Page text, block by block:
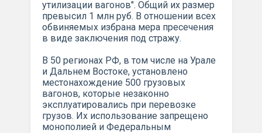
утилизации вагонов". Общий их размер
превысил 1 млн руб. В отношении всех
обвиняемых избрана мера пресечения
в виде заключения под стражу.
В 50 регионах РФ, в том числе на Урале
и Дальнем Востоке, установлено
местонахождение 500 грузовых
вагонов, которые незаконно
эксплуатировались при перевозке
грузов. Их использование запрещено
монополией и Федеральным